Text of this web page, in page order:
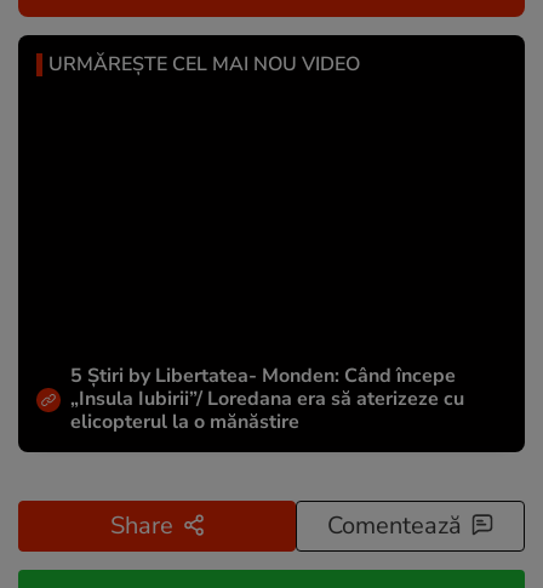
URMĂREȘTE CEL MAI NOU VIDEO
5 Știri by Libertatea- Monden: Când începe
„Insula Iubirii”/ Loredana era să aterizeze cu
elicopterul la o mănăstire
Share Comentează